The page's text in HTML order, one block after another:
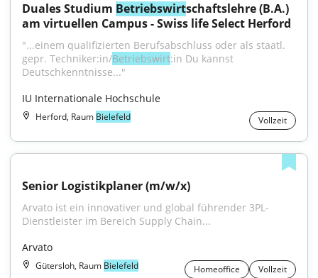
Duales Studium Betriebswirtschaftslehre (B.A.)
am virtuellen Campus - Swiss life Select Herford
"...einem qualifizierten Berufsabschluss oder als staatl.
gepr. Techniker:in/Betriebswirt:in Du kannst
Deutschkenntnisse..."
IU Internationale Hochschule
Herford, Raum Bielefeld Vollzeit
Senior Logistikplaner (m/w/x)
Arvato ist ein innovativer und global führender 3PL-
Dienstleister im Bereich Supply Chain...
Arvato
Gütersloh, Raum Bielefeld Homeoffice Vollzeit